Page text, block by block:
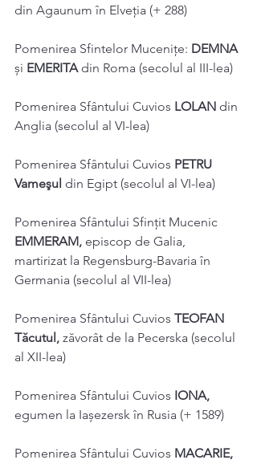
din Agaunum în Elveţia (+ 288)
Pomenirea Sfintelor Mucenițe: DEMNA
și EMERITA din Roma (secolul al III-lea)
Pomenirea Sfântului Cuvios LOLAN din
Anglia (secolul al VI-lea)
Pomenirea Sfântului Cuvios PETRU
Vameşul din Egipt (secolul al VI-lea)
Pomenirea Sfântului Sfințit Mucenic
EMMERAM, episcop de Galia,
martirizat la Regensburg-Bavaria în
Germania (secolul al VII-lea)
Pomenirea Sfântului Cuvios TEOFAN
Tăcutul, zăvorât de la Pecerska (secolul
al XII-lea)
Pomenirea Sfântului Cuvios IONA,
egumen la Iașezersk în Rusia (+ 1589)
Pomenirea Sfântului Cuvios MACARIE,